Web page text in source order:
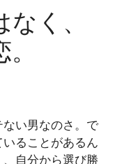
く、
い男なのさ。で
ることがあるん
自分から選び勝